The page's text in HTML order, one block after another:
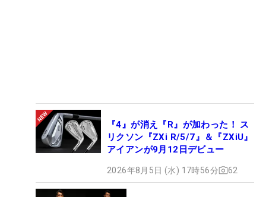
『4』が消え『R』が加わった！ ス
リクソン『ZXi R/5/7』＆『ZXiU』
アイアンが9月12日デビュー
2026年8月5日 (水) 17時56分 62